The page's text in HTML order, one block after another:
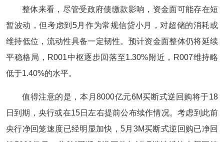
整体来看，尽管受政府债缴款影响，资金面可能存在短
暂波动，但考虑到5月作为常规信贷小月，对超储的消耗或
维持低位，流动性具备一定韧性。预计资金面整体仍将延续
平稳格局，R001中枢逐步回落至1.30%附近，R007维持略
低于1.40%的水平。
值得注意的是，本月8000亿元6M买断式逆回购将于18
日到期，央行或在15日左右提前公布续作情况。考虑到此前
央行净回笼速度已经明显加快，5月3M买断式逆回购已净回